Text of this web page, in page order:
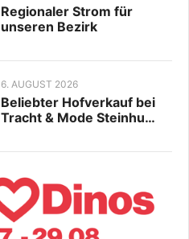
Regionaler Strom für
unseren Bezirk
6. AUGUST 2026
Beliebter Hofverkauf bei
Tracht & Mode Steinhu…